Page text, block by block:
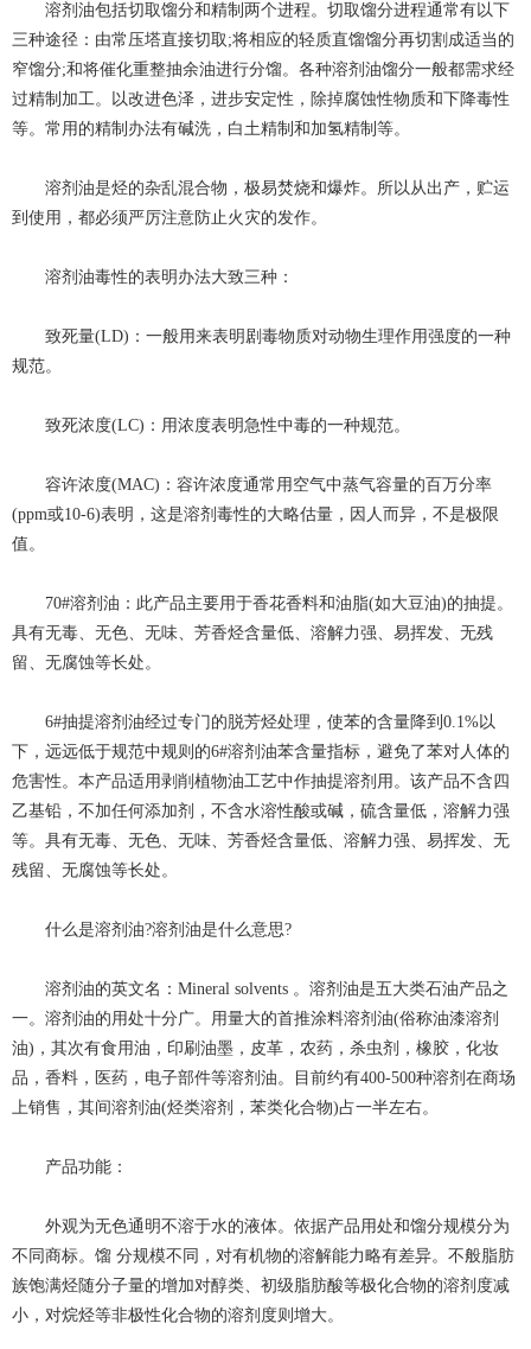
溶剂油包括切取馏分和精制两个进程。切取馏分进程通常有以下
三种途径：由常压塔直接切取;将相应的轻质直馏馏分再切割成适当的
窄馏分;和将催化重整抽余油进行分馏。各种溶剂油馏分一般都需求经
过精制加工。以改进色泽，进步安定性，除掉腐蚀性物质和下降毒性
等。常用的精制办法有碱洗，白土精制和加氢精制等。
溶剂油是烃的杂乱混合物，极易焚烧和爆炸。所以从出产，贮运
到使用，都必须严厉注意防止火灾的发作。
溶剂油毒性的表明办法大致三种：
致死量(LD)：一般用来表明剧毒物质对动物生理作用强度的一种
规范。
致死浓度(LC)：用浓度表明急性中毒的一种规范。
容许浓度(MAC)：容许浓度通常用空气中蒸气容量的百万分率
(ppm或10-6)表明，这是溶剂毒性的大略估量，因人而异，不是极限
值。
70#溶剂油：此产品主要用于香花香料和油脂(如大豆油)的抽提。
具有无毒、无色、无味、芳香烃含量低、溶解力强、易挥发、无残
留、无腐蚀等长处。
6#抽提溶剂油经过专门的脱芳烃处理，使苯的含量降到0.1%以
下，远远低于规范中规则的6#溶剂油苯含量指标，避免了苯对人体的
危害性。本产品适用剥削植物油工艺中作抽提溶剂用。该产品不含四
乙基铅，不加任何添加剂，不含水溶性酸或碱，硫含量低，溶解力强
等。具有无毒、无色、无味、芳香烃含量低、溶解力强、易挥发、无
残留、无腐蚀等长处。
什么是溶剂油?溶剂油是什么意思?
溶剂油的英文名：Mineral solvents 。溶剂油是五大类石油产品之
一。溶剂油的用处十分广。用量大的首推涂料溶剂油(俗称油漆溶剂
油)，其次有食用油，印刷油墨，皮革，农药，杀虫剂，橡胶，化妆
品，香料，医药，电子部件等溶剂油。目前约有400-500种溶剂在商场
上销售，其间溶剂油(烃类溶剂，苯类化合物)占一半左右。
产品功能：
外观为无色通明不溶于水的液体。依据产品用处和馏分规模分为
不同商标。馏 分规模不同，对有机物的溶解能力略有差异。不般脂肪
族饱满烃随分子量的增加对醇类、初级脂肪酸等极化合物的溶剂度减
小，对烷烃等非极性化合物的溶剂度则增大。